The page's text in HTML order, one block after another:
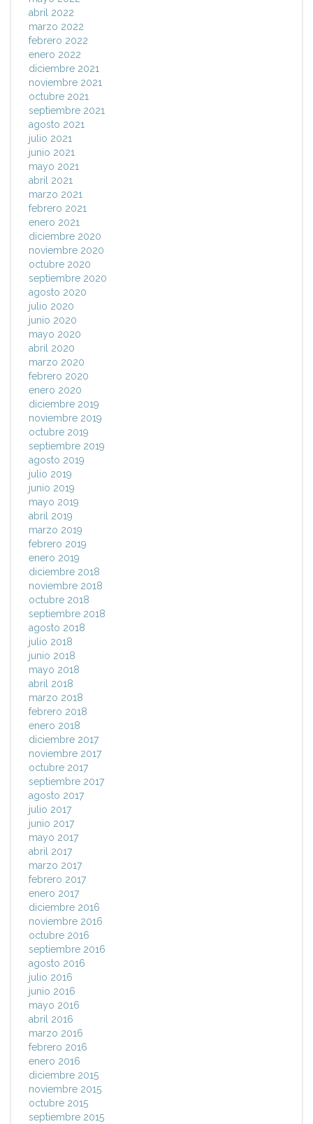
abril 2022
marzo 2022
febrero 2022
enero 2022
diciembre 2021
noviembre 2021
octubre 2021
septiembre 2021
agosto 2021
julio 2021
junio 2021
mayo 2021
abril 2021
marzo 2021
febrero 2021
enero 2021
diciembre 2020
noviembre 2020
octubre 2020
septiembre 2020
agosto 2020
julio 2020
junio 2020
mayo 2020
abril 2020
marzo 2020
febrero 2020
enero 2020
diciembre 2019
noviembre 2019
octubre 2019
septiembre 2019
agosto 2019
julio 2019
junio 2019
mayo 2019
abril 2019
marzo 2019
febrero 2019
enero 2019
diciembre 2018
noviembre 2018
octubre 2018
septiembre 2018
agosto 2018
julio 2018
junio 2018
mayo 2018
abril 2018
marzo 2018
febrero 2018
enero 2018
diciembre 2017
noviembre 2017
octubre 2017
septiembre 2017
agosto 2017
julio 2017
junio 2017
mayo 2017
abril 2017
marzo 2017
febrero 2017
enero 2017
diciembre 2016
noviembre 2016
octubre 2016
septiembre 2016
agosto 2016
julio 2016
junio 2016
mayo 2016
abril 2016
marzo 2016
febrero 2016
enero 2016
diciembre 2015
noviembre 2015
octubre 2015
septiembre 2015